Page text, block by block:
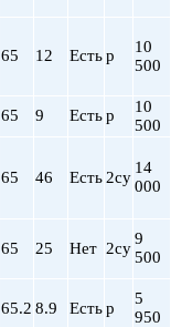
65 12 Естьр
10
500
65 9 Естьр
10
500
65 46 Есть 2су
14
000
65 25 Нет 2су
9
500
65.2 8.9 Естьр
5
950